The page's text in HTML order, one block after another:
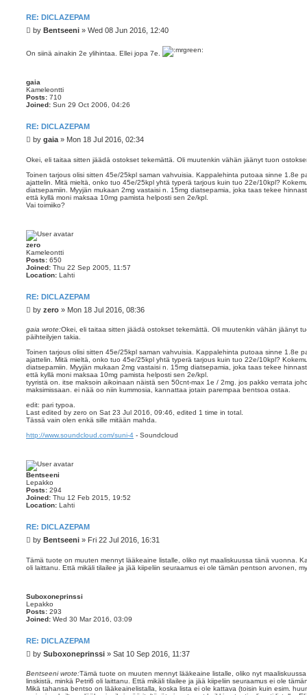
RE: DICLAZEPAM
P
t
by Bentseeni » Wed 08 Jun 2016, 12:40
On siinä ainakin 2e ylihintaa. Ellei jopa 7e.
gaia
Kameleontti
Posts: 710
Joined: Sun 29 Oct 2006, 04:26
RE: DICLAZEPAM
P
s
by gaia » Mon 18 Jul 2016, 02:34
Okei, eli taitaa sitten jäädä ostokset tekemättä. Oli muutenkin vähän jäänyt tuon
Toinen tarjous olisi sitten 45e/25kpl saman vahvuisia. Kappalehinta putoaa sinne 1.8e
ajattelin. Mitä mieltä, onko tuo 45e/25kpl yhtä typerä tarjous kuin tuo 22e/10kpl?
diatsepamiin. Myyjän mukaan 2mg vastaisi n. 15mg diatsepamia, joka taas tekee
että kyllä moni maksaa 10mg pamista helposti sen 2e/kpl.
Vai toimiiko?
zero
Kameleontti
Posts: 650
Joined: Thu 22 Sep 2005, 11:57
Location: Lahti
RE: DICLAZEPAM
P
s
t
by zero » Mon 18 Jul 2016, 08:36
gaia wrote:Okei, eli taitaa sitten jäädä ostokset tekemättä. Oli muutenkin vähän jäänyt
päihteilyjen takia.
Toinen tarjous olisi sitten 45e/25kpl saman vahvuisia. Kappalehinta putoaa sinne 1.8e
ajattelin. Mitä mieltä, onko tuo 45e/25kpl yhtä typerä tarjous kuin tuo 22e/10kpl?
diatsepamiin. Myyjän mukaan 2mg vastaisi n. 15mg diatsepamia, joka taas tekee
että kyllä moni maksaa 10mg pamista helposti sen 2e/kpl.
tyyristä on. itse maksoin aikoinaan näistä sen 50cnt-max 1e / 2mg. jos pakko verrata
maksimissaan. ei nää oo niin kummosia, kannattaa jotain parempaa bentsoa ostaa.
edit: pari typoa.
Last edited by zero on Sat 23 Jul 2016, 09:46, edited 1 time in total.
Tässä vain olen enkä sille mitään mahda.
http://www.soundcloud.com/suni-4 - Soundcloud
Bentseeni
Lepakko
Posts: 294
Joined: Thu 12 Feb 2015, 19:52
Location: Lahti
RE: DICLAZEPAM
P
s
t
by Bentseeni » Fri 22 Jul 2016, 16:31
Tämä tuote on muuten mennyt lääkeaine listalle, oliko nyt maaliskuussa tänä vuonna.
oli laittanu. Että mikäli tilailee ja jää kiipeliin seuraamus ei ole tämän pentson arvonen,
Suboxoneprinssi
Lepakko
Posts: 293
Joined: Wed 30 Mar 2016, 03:09
RE: DICLAZEPAM
P
s
t
by Suboxoneprinssi » Sat 10 Sep 2016, 11:37
Bentseeni wrote:Tämä tuote on muuten mennyt lääkeaine listalle, oliko nyt
linskistä, minkä Petri6 oli laittanu. Että mikäli tilailee ja jää kiipeliin seuraamus ei ole
Mikä tahansa bentso on lääkeainelistalla, koska lista ei ole kattava (toisin kuin esim.